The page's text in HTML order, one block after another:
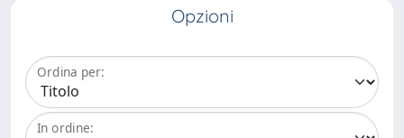
Opzioni
Ordina per:
In ordine: